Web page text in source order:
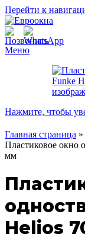
Перейти к
Меню
Нажмите, чтобы
Главная страница »
Пластиковое окно
мм
Helios